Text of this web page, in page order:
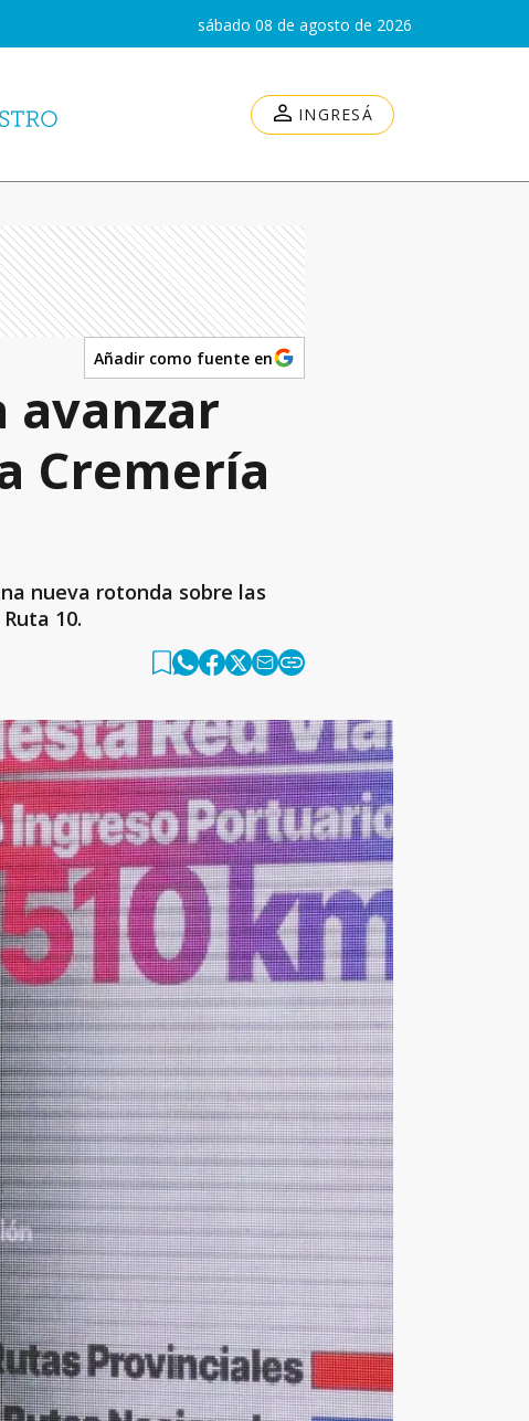
sábado 08 de agosto de 2026
INGRESÁ
Añadir como fuente en
avanzar
Cremería
nueva rotonda sobre las
10.